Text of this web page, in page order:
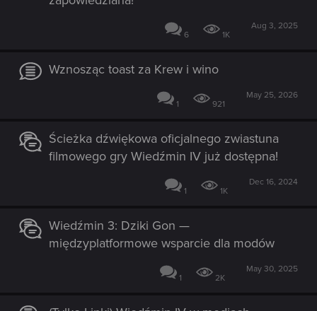
6 1K
Aug 3, 2025
Wznosząc toast za Krew i wino
1 921
May 25, 2026
Ścieżka dźwiękowa oficjalnego zwiastuna
filmowego gry Wiedźmin IV już dostępna!
1 1K
Dec 16, 2024
Wiedźmin 3: Dziki Gon —
międzyplatformowe wsparcie dla modów
1 2K
May 30, 2025